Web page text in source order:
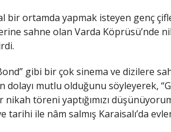
bir ortamda yapmak isteyen genç
sahne olan Varda Köprüsü’nde
gibi bir çok sinema ve dizilere
dolayı mutlu olduğunu söyleyerek,
töreni yaptığımızı
tarihi ile nâm salmış Karaisalı’da